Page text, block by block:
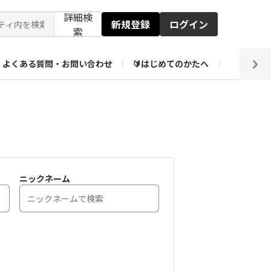
詳細検
索
新規登録 ログイン
よくある質問・お問い合わせ 🔰はじめてのかたへ 編集
ニックネーム